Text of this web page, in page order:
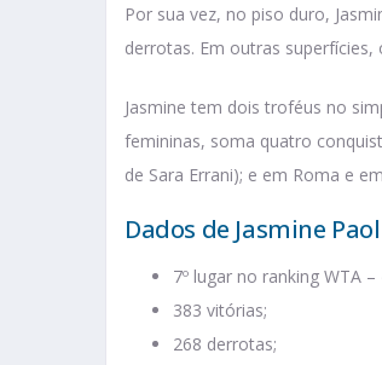
Por sua vez, no piso duro,
derrotas. Em outras
Jasmine tem dois troféus no
femininas, soma quatro
de Sara Errani); e em Roma e
Dados de Jasmine
7º lugar no ranking WTA
383 vitórias;
268 derrotas;